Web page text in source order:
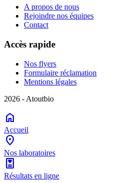
A propos de nous
Rejoindre nos équipes
Contact
Accès rapide
Nos flyers
Formulaire réclamation
Mentions légales
2026 - Atoutbio
home
Accueil
location_on
Nos laboratoires
diagnosis
Résultats en ligne